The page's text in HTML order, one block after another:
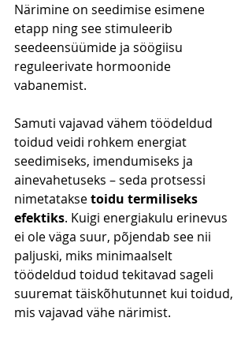
Närimine on seedimise esimene
etapp ning see stimuleerib
seedeensüümide ja söögiisu
reguleerivate hormoonide
vabanemist.
Samuti vajavad vähem töödeldud
toidud veidi rohkem energiat
seedimiseks, imendumiseks ja
ainevahetuseks – seda protsessi
nimetatakse toidu termiliseks
efektiks. Kuigi energiakulu erinevus
ei ole väga suur, põjendab see nii
paljuski, miks minimaalselt
töödeldud toidud tekitavad sageli
suuremat täiskõhutunnet kui toidud,
mis vajavad vähe närimist.